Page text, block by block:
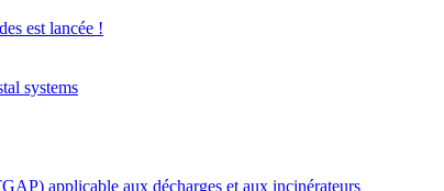
est lancée !
systems
applicable aux décharges et aux incinérateurs